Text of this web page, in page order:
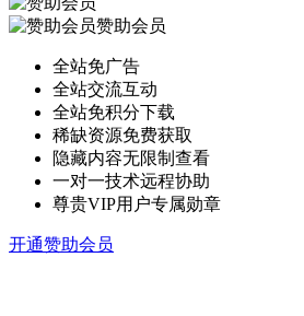
赞助会员
全站免广告
全站交流互动
全站免积分下载
稀缺资源免费获取
隐藏内容无限制查看
一对一技术远程协助
尊贵VIP用户专属勋章
开通赞助会员